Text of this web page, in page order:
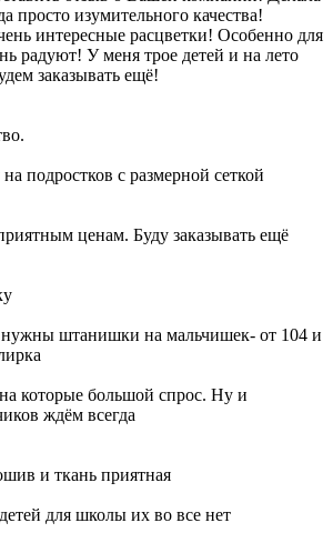
просто изумительного качества!
интересные расцветки! Особенно для
радуют! У меня трое детей и на лето
заказывать ещё!
подростков с размерной сеткой
ценам. Буду заказывать ещё
нужны штанишки на мальчишек- от 104 и
которые большой спрос. Ну и
ждём всегда
и ткань приятная
для школы их во все нет